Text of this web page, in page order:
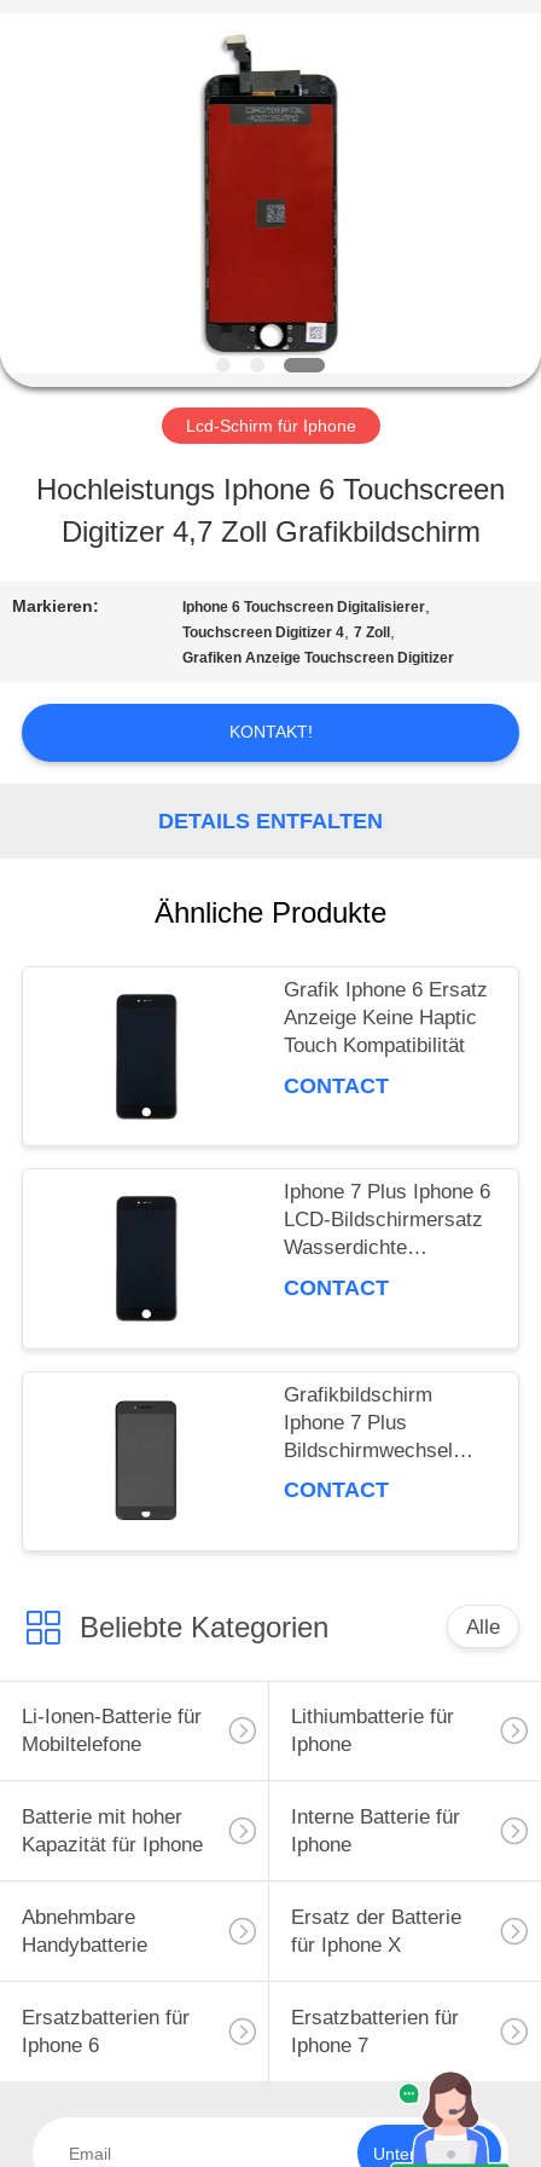
STARTSEITE
ÜBER
FABRIK
TOUR
QUALITÄTSKONTROLLE
REFERENZEN
POLICY
Lcd-Schirm für Iphone
Hochleistungs Iphone 6 Touchscreen
Digitizer 4,7 Zoll Grafikbildschirm
Markieren: Iphone 6 Touchscreen Digitalisierer,
Touchscreen Digitizer 4,7 Zoll ,
Grafiken Anzeige Touchscreen Digitizer
KONTAKT!
DETAILS ENTFALTEN
Ähnliche Produkte
Grafik Iphone 6 Ersatz
Anzeige Keine Haptic
Touch Kompatibilität
CONTACT
Iphone 7 Plus Iphone 6
LCD-Bildschirmersatz
Wasserdichte
Grafikbildschirm
CONTACT
Grafikbildschirm
Iphone 7 Plus
Bildschirmwechsel
Vollfarbe 500-750
CONTACT
Beliebte Kategorien Alle
Li-Ionen-Batterie für
Mobiltelefone
Lithiumbatterie für
Iphone
Batterie mit hoher
Kapazität für Iphone
Interne Batterie für
Iphone
Abnehmbare
Handybatterie
Ersatz der Batterie
für Iphone X
Ersatzbatterien für
Iphone 6
Ersatzbatterien für
Iphone 7
Unterzeichnen